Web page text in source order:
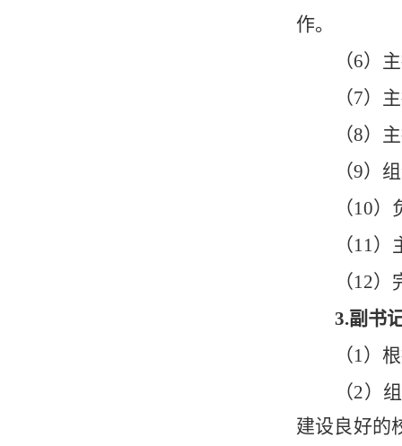
作。
（6）
（7）
（8）
（9）
（10）
（11）
（12）
3.副书
（1）
（2）
建设良好的